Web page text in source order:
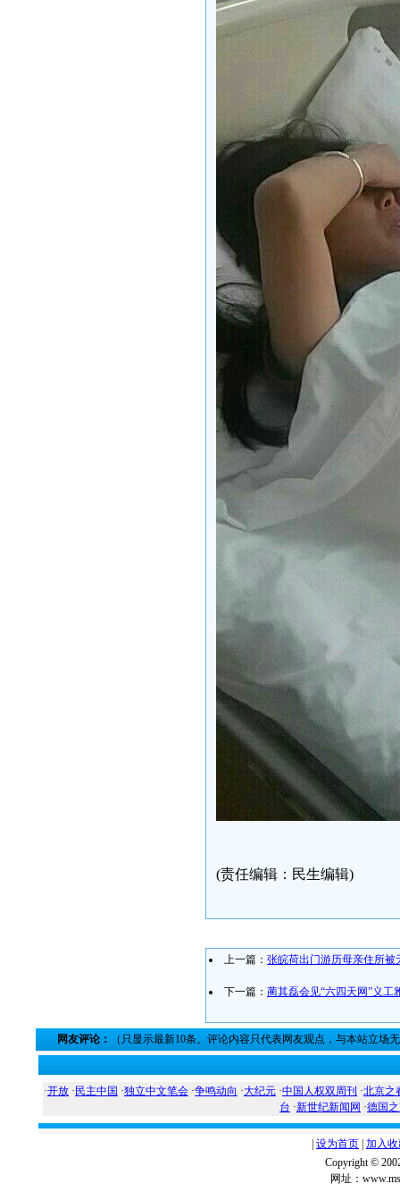
(责任编辑：民生编辑)
上一篇： 张皖荷出门游历母亲住所被
下一篇： 蔺其磊会见“六四天网”义
网友评论： （只显示最新10条。评论内容只代表网友观点，与本站立场
·开放 · 民主中国 ·独立中文笔会 ·争鸣动向 ·大纪元 ·中国人权双周刊 ·北京之
台 ·新世纪新闻网 ·德国
设为首页 加入
Copyright ©
网址：